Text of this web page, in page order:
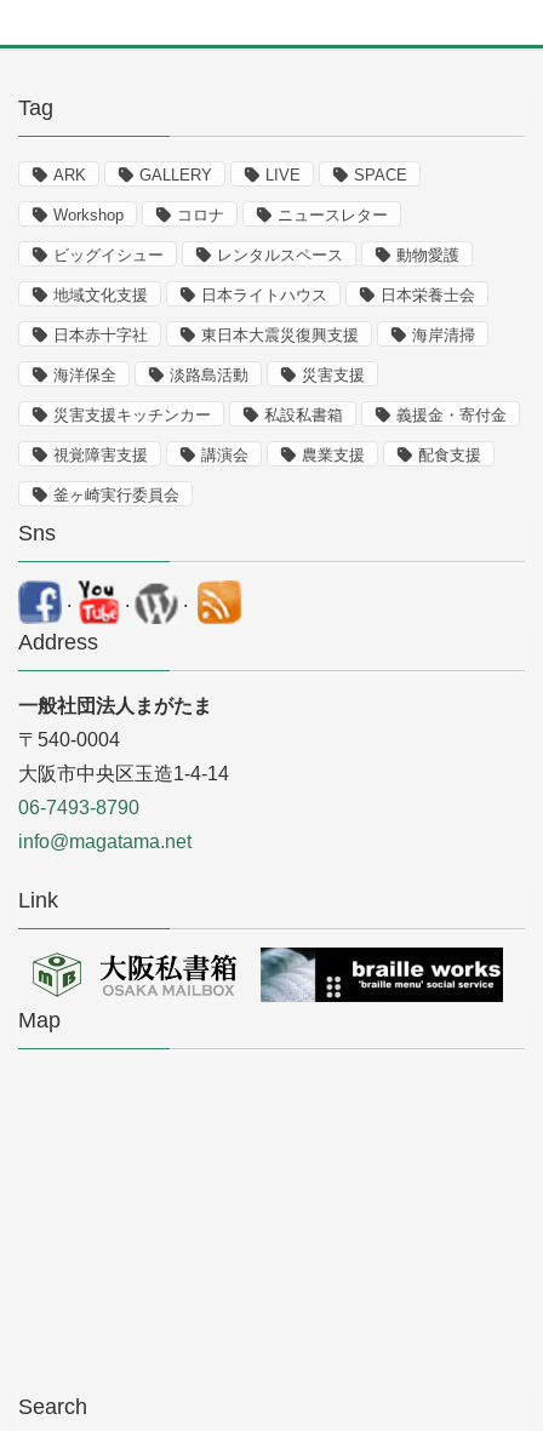
Tag
ARK GALLERY LIVE SPACE
Workshop コロナ ニュースレター
ビッグイシュー レンタルスペース 動物愛護
地域文化支援 日本ライトハウス 日本栄養士会
日本赤十字社 東日本大震災復興支援 海岸清掃
海洋保全 淡路島活動 災害支援
災害支援キッチンカー 私設私書箱 義援金・寄付金
視覚障害支援 講演会 農業支援 配食支援
釜ヶ崎実行委員会
Sns
. . .
Address
一般社団法人まがたま
〒540-0004
大阪市中央区玉造1-4-14
06-7493-8790
info@magatama.net
Link
Map
Search